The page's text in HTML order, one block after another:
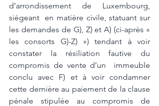
d’arrondissement de Luxembourg,
siégeant  en matière civile, statuant sur
les demandes de G), Z) et A) (ci-après «
les consorts G)-Z) ») tendant à voir
constater la résiliation fautive du
compromis de vente d’un  immeuble
conclu avec F) et à voir condamner
cette dernière au paiement de la clause
pénale stipulée au compromis de